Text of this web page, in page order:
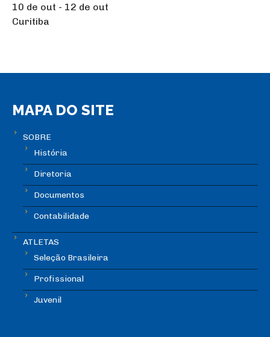
10 de out - 12 de out
Curitiba
MAPA DO SITE
SOBRE
História
Diretoria
Documentos
Contabilidade
ATLETAS
Seleção Brasileira
Profissional
Juvenil